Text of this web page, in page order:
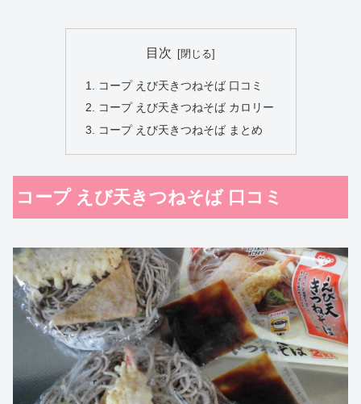
目次
コープ えび天きつねそば 口コミ
コープ えび天きつねそば カロリー
コープ えび天きつねそば まとめ
コープ えび天きつねそば 口コミ